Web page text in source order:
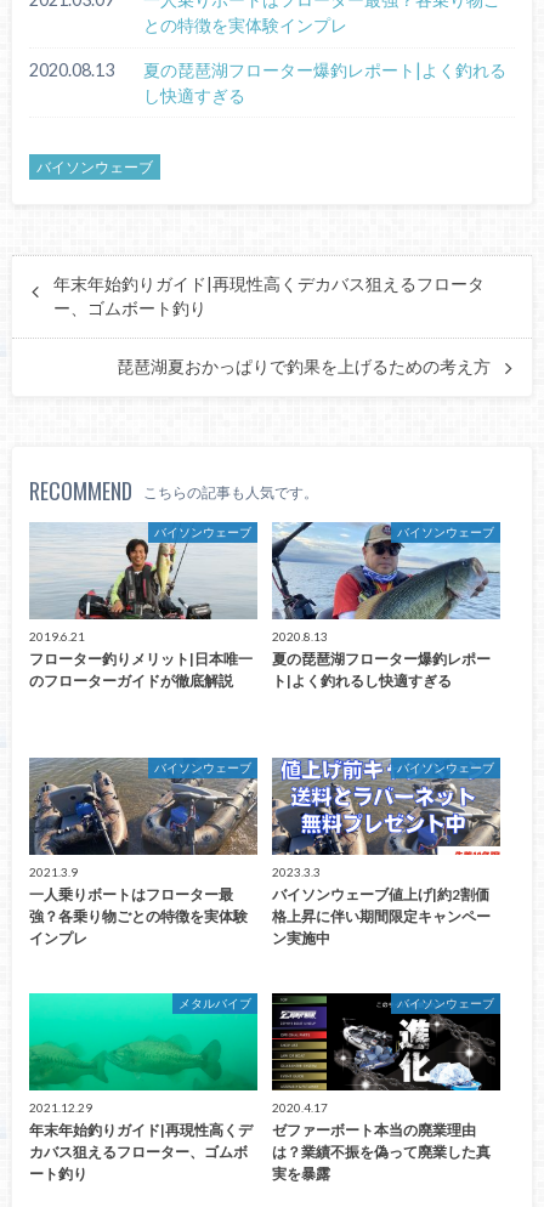
との特徴を実体験インプレ
2020.08.13
夏の琵琶湖フローター爆釣レポート|よく釣れる
し快適すぎる
バイソンウェーブ
年末年始釣りガイド|再現性高くデカバス狙えるフロータ
ー、ゴムボート釣り
琵琶湖夏おかっぱりで釣果を上げるための考え方
RECOMMEND こちらの記事も人気です。
バイソンウェーブ
2019.6.21
フローター釣りメリット|日本唯一
のフローターガイドが徹底解説
バイソンウェーブ
2020.8.13
夏の琵琶湖フローター爆釣レポー
ト|よく釣れるし快適すぎる
バイソンウェーブ
2021.3.9
一人乗りボートはフローター最
強？各乗り物ごとの特徴を実体験
インプレ
バイソンウェーブ
2023.3.3
バイソンウェーブ値上げ|約2割価
格上昇に伴い期間限定キャンペー
ン実施中
メタルバイブ
2021.12.29
年末年始釣りガイド|再現性高くデ
カバス狙えるフローター、ゴムボ
ート釣り
バイソンウェーブ
2020.4.17
ゼファーボート本当の廃業理由
は？業績不振を偽って廃業した真
実を暴露